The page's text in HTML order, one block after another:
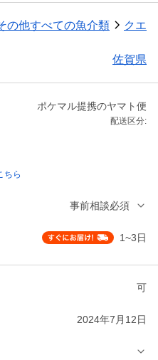
の他すべての魚介類 クエ
佐賀県
ポケマル提携のヤマト便
配送区分:
ちら
事前相談必須
1~3日
可
2024年7月12日